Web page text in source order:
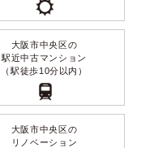
大阪市中央区の
駅近中古マンション
（駅徒歩10分以内）
大阪市中央区の
リノベーション